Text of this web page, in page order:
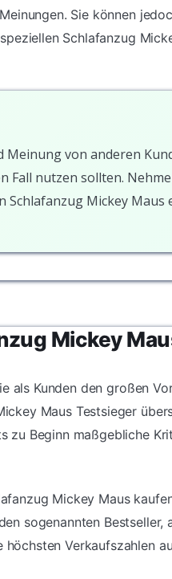
Sie können
Schlafanzug
Meinung von anderen
Fall nutzen sollten.
Schlafanzug Mickey Maus
Mickey
als Kunden den großen
Maus Testsieger
Beginn maßgebliche
Mickey Maus
sogenannten Bestseller,
Verkaufszahlen